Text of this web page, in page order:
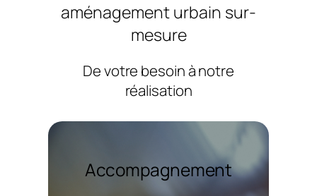
aménagement urbain sur-
mesure
De votre besoin à notre
réalisation
Accompagnement